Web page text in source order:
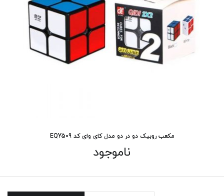
مکعب روبیک دو در دو مدل کای وای کد EQY509
ناموجود